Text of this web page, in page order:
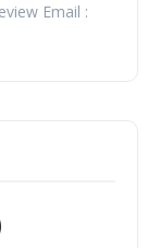
Email :